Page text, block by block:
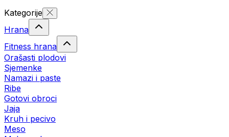
Kategorije
Hrana
Fitness hrana
Orašasti plodovi
Sjemenke
Namazi i paste
Ribe
Gotovi obroci
Jaja
Kruh i pecivo
Meso